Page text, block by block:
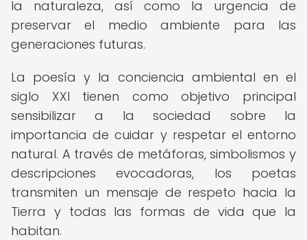
la naturaleza, así como la urgencia de
preservar el medio ambiente para las
generaciones futuras.
La poesía y la conciencia ambiental en el
siglo XXI tienen como objetivo principal
sensibilizar a la sociedad sobre la
importancia de cuidar y respetar el entorno
natural. A través de metáforas, simbolismos y
descripciones evocadoras, los poetas
transmiten un mensaje de respeto hacia la
Tierra y todas las formas de vida que la
habitan.